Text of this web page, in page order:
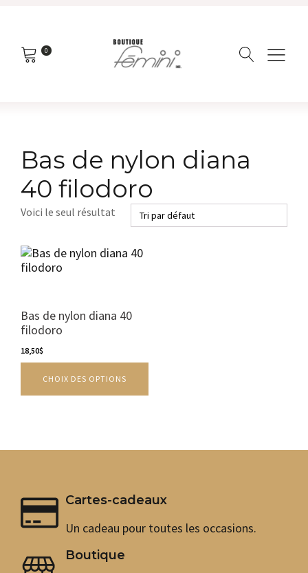
0
Bas de nylon diana
40 filodoro
Voici le seul résultat
Bas de nylon diana 40
filodoro
18,50$
CHOIX DES OPTIONS
Ce
produit
variations.
Les
options
peuvent
être
choisies
sur
produit
Cartes-cadeaux
Un cadeau pour toutes les occasions.
Boutique